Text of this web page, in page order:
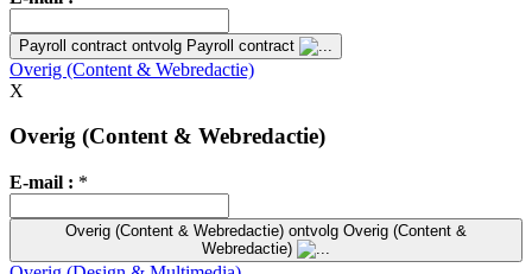
Payroll contract ontvolg Payroll contract
Overig (Content & Webredactie)
X
Overig (Content & Webredactie)
E-mail : *
Overig (Content & Webredactie) ontvolg Overig (Content &
Webredactie)